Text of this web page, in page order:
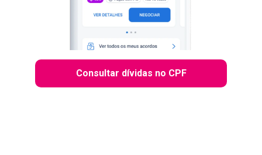
Consultar dívidas no CPF